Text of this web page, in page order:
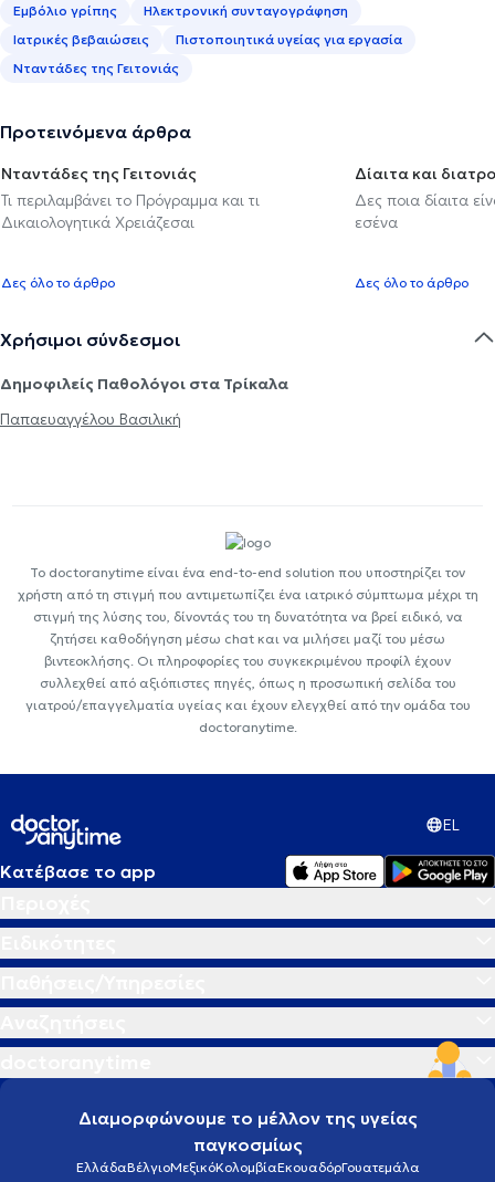
Εμβόλιο γρίπης
Ηλεκτρονική συνταγογράφηση
Ιατρικές βεβαιώσεις
Πιστοποιητικά υγείας για εργασία
Νταντάδες της Γειτονιάς
Προτεινόμενα άρθρα
Νταντάδες της Γειτονιάς
Τι περιλαμβάνει το Πρόγραμμα και τι
Δικαιολογητικά Χρειάζεσαι
Δες όλο το άρθρο
Δίαιτα και
Δες ποια δίαιτα
εσένα
Δες όλο το άρθρο
Χρήσιμοι σύνδεσμοι
Δημοφιλείς Παθολόγοι στα Τρίκαλα
Παπαευαγγέλου Βασιλική
Το doctoranytime είναι ένα end-to-end solution που υποστηρίζει τον
χρήστη από τη στιγμή που αντιμετωπίζει ένα ιατρικό σύμπτωμα μέχρι τη
στιγμή της λύσης του, δίνοντάς του τη δυνατότητα να βρεί ειδικό, να
ζητήσει καθοδήγηση μέσω chat και να μιλήσει μαζί του μέσω
βιντεοκλήσης. Οι πληροφορίες του συγκεκριμένου προφίλ έχουν
συλλεχθεί από αξιόπιστες πηγές, όπως η προσωπική σελίδα του
γιατρού/επαγγελματία υγείας και έχουν ελεγχθεί από την ομάδα του
doctoranytime.
EL
Κατέβασε το app
Διαμορφώνουμε το μέλλον της υγείας
παγκοσμίως
ΕλλάδαΒέλγιοΜεξικόΚολομβίαΕκουαδόρΓουατεμάλα